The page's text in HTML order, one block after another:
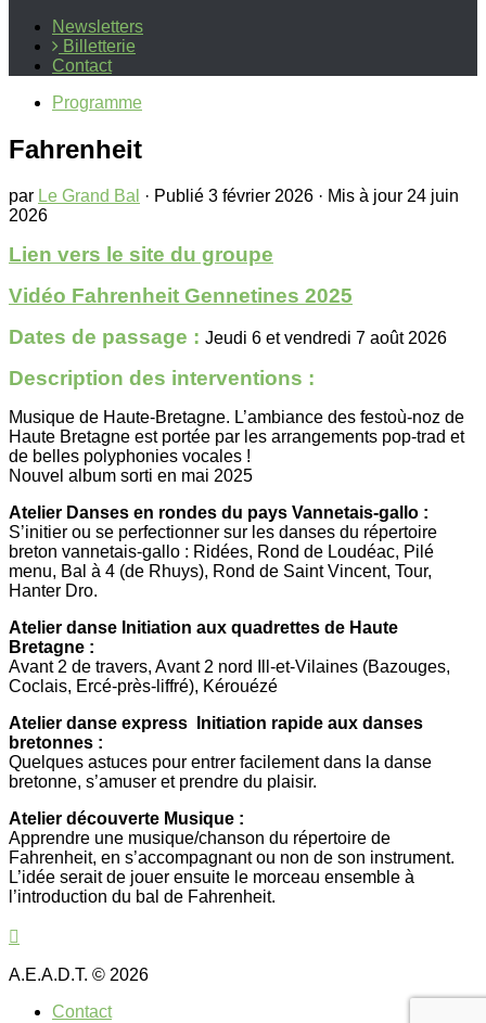
Newsletters
Billetterie
Contact
Programme
Fahrenheit
par Le Grand Bal · Publié 3 février 2026 · Mis à jour 24 juin
2026
Lien vers le site du groupe
Vidéo Fahrenheit Gennetines 2025
Dates de passage : Jeudi 6 et vendredi 7 août 2026
Description des interventions :
Musique de Haute-Bretagne. L’ambiance des festoù-noz de
Haute Bretagne est portée par les arrangements pop-trad et
de belles polyphonies vocales !
Nouvel album sorti en mai 2025
Atelier Danses en rondes du pays Vannetais-gallo :
S’initier ou se perfectionner sur les danses du répertoire
breton vannetais-gallo : Ridées, Rond de Loudéac, Pilé
menu, Bal à 4 (de Rhuys), Rond de Saint Vincent, Tour,
Hanter Dro.
Atelier danse Initiation aux quadrettes de Haute
Bretagne :
Avant 2 de travers, Avant 2 nord Ill-et-Vilaines (Bazouges,
Coclais, Ercé-près-liffré), Kérouézé
Atelier danse express Initiation rapide aux danses
bretonnes :
Quelques astuces pour entrer facilement dans la danse
bretonne, s’amuser et prendre du plaisir.
Atelier découverte Musique :
Apprendre une musique/chanson du répertoire de
Fahrenheit, en s’accompagnant ou non de son instrument.
L’idée serait de jouer ensuite le morceau ensemble à
l’introduction du bal de Fahrenheit.
A.E.A.D.T. © 2026
Contact